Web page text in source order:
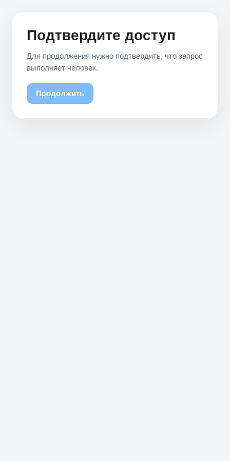
Подтвердите доступ
Для продолжения нужно подтвердить, что запрос
выполняет человек.
Продолжить